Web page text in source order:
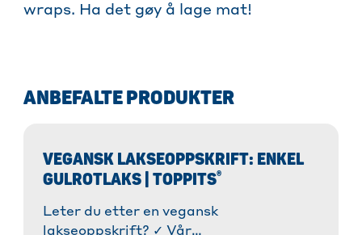
wraps. Ha det gøy å lage mat!
ANBEFALTE PRODUKTER
VEGANSK LAKSEOPPSKRIFT: ENKEL
GULROTLAKS | TOPPITS®
Leter du etter en vegansk
lakseoppskrift? ✓ Vår